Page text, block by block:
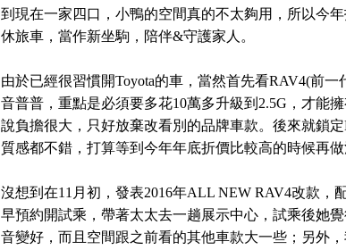
到現在一家四口，小鴨的空間真的不太夠用，所以今
休旅車，當作新坐駒，陪伴&守護家人。
由於已經很習慣開Toyota的車，當然首先看RAV4(前
音普普，重點是必須要多花10萬多升級到2.5G，才能
說負擔很大，只好放棄改看別的品牌車款。後來就鎖
質感都不錯，打算等到今年年底折價比較高的時候再做
沒想到在11月初，發表2016年ALL NEW RAV4改款
早預約開試乘，帶著太太去一趟展示中心，試乘後她
音變好，而且空間跟之前看的其他車款大一些；另外